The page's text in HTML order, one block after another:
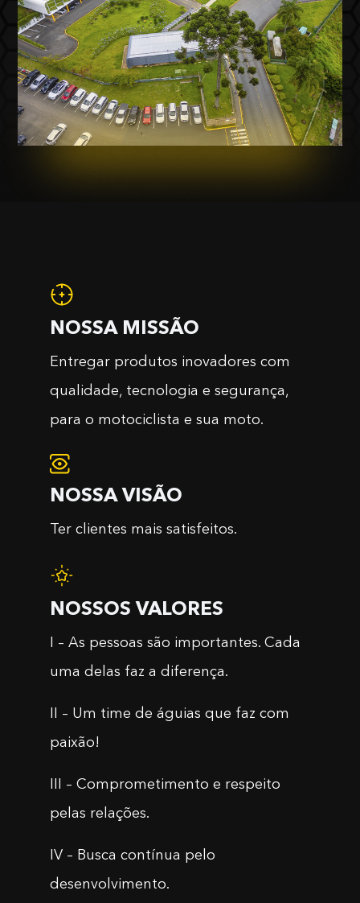
NOSSA MISSÃO
Entregar produtos inovadores com
qualidade, tecnologia e segurança,
para o motociclista e sua moto.
NOSSA VISÃO
Ter clientes mais satisfeitos.
NOSSOS VALORES
I – As pessoas são importantes. Cada
uma delas faz a diferença.
II – Um time de águias que faz com
paixão!
III – Comprometimento e respeito
pelas relações.
IV – Busca contínua pelo
desenvolvimento.